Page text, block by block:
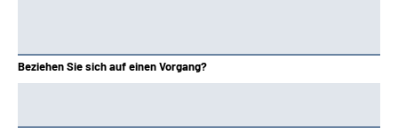
Beziehen Sie sich auf einen Vorgang?